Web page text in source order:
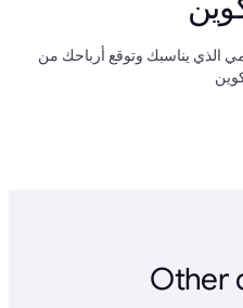
الذي يناسبك وتوقع أرباحك من
Other